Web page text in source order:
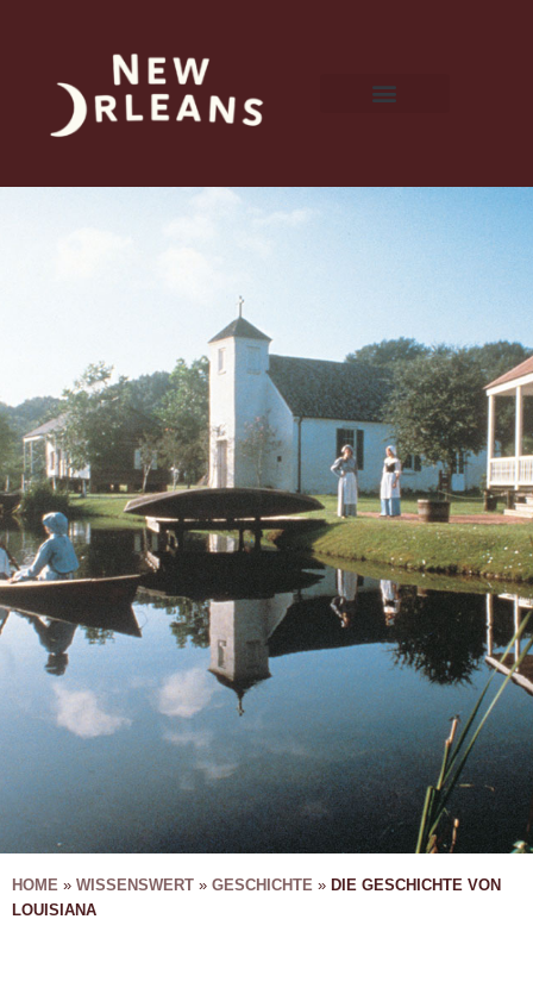
HOME » WISSENSWERT » GESCHICHTE » DIE GESCHICHTE VON
LOUISIANA